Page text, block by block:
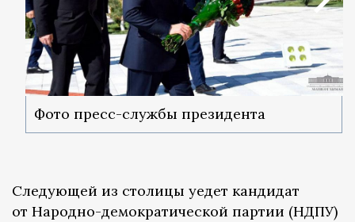
Фото пресс-службы президента
Следующей из столицы уедет кандидат
от Народно-демократической партии (НДПУ)